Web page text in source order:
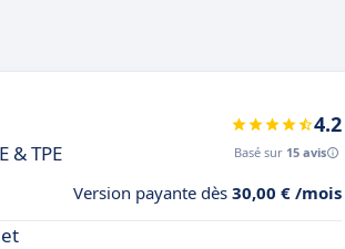
& TPE
4.2
Basé sur 15 avis
Version payante dès 30,00 € /mois